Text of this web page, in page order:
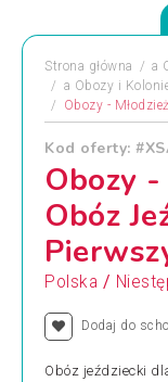
Strona główna a
a Obozy i
Obozy -
Kod oferty:
Obozy
Obóz
Polska /
Dodaj do
Obóz jeździecki